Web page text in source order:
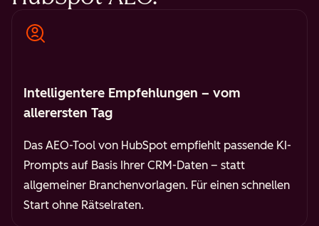
Intelligentere Empfehlungen – vom
allerersten Tag
Das AEO-Tool von HubSpot empfiehlt passende KI-
Prompts auf Basis Ihrer CRM-Daten – statt
allgemeiner Branchenvorlagen. Für einen schnellen
Start ohne Rätselraten.